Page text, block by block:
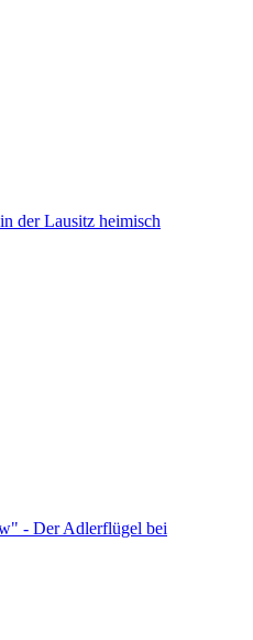
der Lausitz heimisch
- Der Adlerflügel bei